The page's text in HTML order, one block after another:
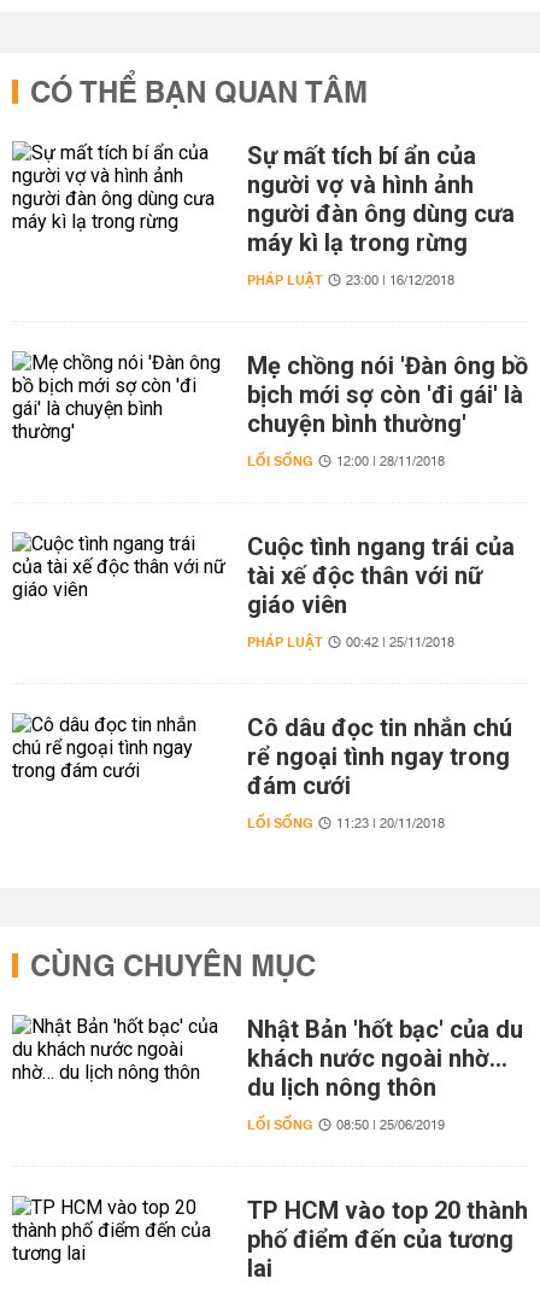
CÓ THỂ BẠN QUAN TÂM
Sự mất tích bí ẩn của
người vợ và hình ảnh
người đàn ông dùng cưa
máy kì lạ trong rừng
PHÁP LUẬT 23:00 | 16/12/2018
Mẹ chồng nói 'Đàn ông bồ
bịch mới sợ còn 'đi gái' là
chuyện bình thường'
LỐI SỐNG 12:00 | 28/11/2018
Cuộc tình ngang trái của
tài xế độc thân với nữ
giáo viên
PHÁP LUẬT 00:42 | 25/11/2018
Cô dâu đọc tin nhắn chú
rể ngoại tình ngay trong
đám cưới
LỐI SỐNG 11:23 | 20/11/2018
CÙNG CHUYÊN MỤC
Nhật Bản 'hốt bạc' của du
khách nước ngoài nhờ…
du lịch nông thôn
LỐI SỐNG 08:50 | 25/06/2019
TP HCM vào top 20 thành
phố điểm đến của tương
lai